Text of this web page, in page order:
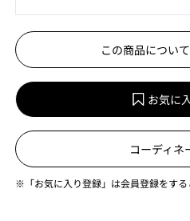
この商品につい
お気に
コーディネ
※「お気に入り登録」は会員登録をする